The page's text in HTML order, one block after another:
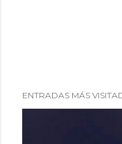
ENTRADAS MÁS